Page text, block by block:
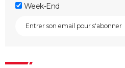
Week-End